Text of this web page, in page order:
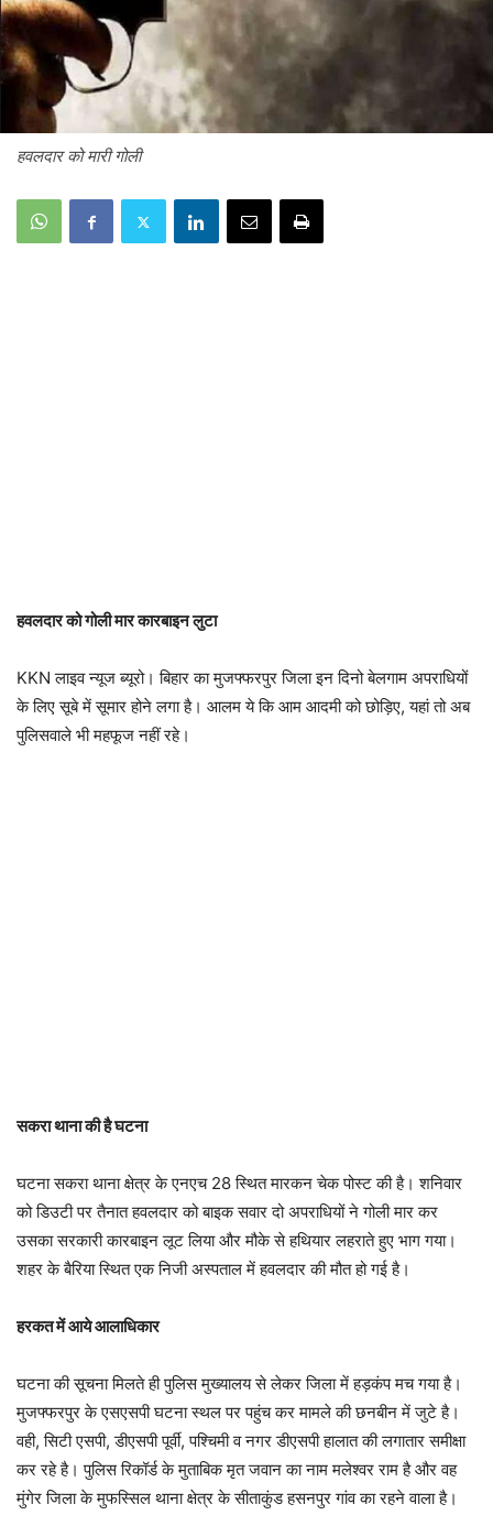
हवलदार को मारी गोली
हवलदार को गोली मार कारबाइन लुटा
KKN लाइव न्यूज ब्यूरो। बिहार का मुजफ्फरपुर जिला इन दिनो बेलगाम अपराधियों
के लिए सूबे में सूमार होने लगा है। आलम ये कि आम आदमी को छोड़िए, यहां तो अब
पुलिसवाले भी महफूज नहीं रहे।
सकरा थाना की है घटना
घटना सकरा थाना क्षेत्र के एनएच 28 स्थित मारकन चेक पोस्ट की है। शनिवार
को डिउटी पर तैनात हवलदार को बाइक सवार दो अपराधियों ने गोली मार कर
उसका सरकारी कारबाइन लूट लिया और मौके से हथियार लहराते हुए भाग गया।
शहर के बैरिया स्थित एक निजी अस्पताल में हवलदार की मौत हो गई है।
हरकत में आये आलाधिकार
घटना की सूचना मिलते ही पुलिस मुख्यालय से लेकर जिला में हड़कंप मच गया है।
मुजफ्फरपुर के एसएसपी घटना स्थल पर पहुंच कर मामले की छनबीन में जुटे है।
वही, सिटी एसपी, डीएसपी पूर्वी, पश्चिमी व नगर डीएसपी हालात की लगातार समीक्षा
कर रहे है। पुलिस रिकॉर्ड के मुताबिक मृत जवान का नाम मलेश्वर राम है और वह
मुंगेर जिला के मुफस्सिल थाना क्षेत्र के सीताकुंड हसनपुर गांव का रहने वाला है।